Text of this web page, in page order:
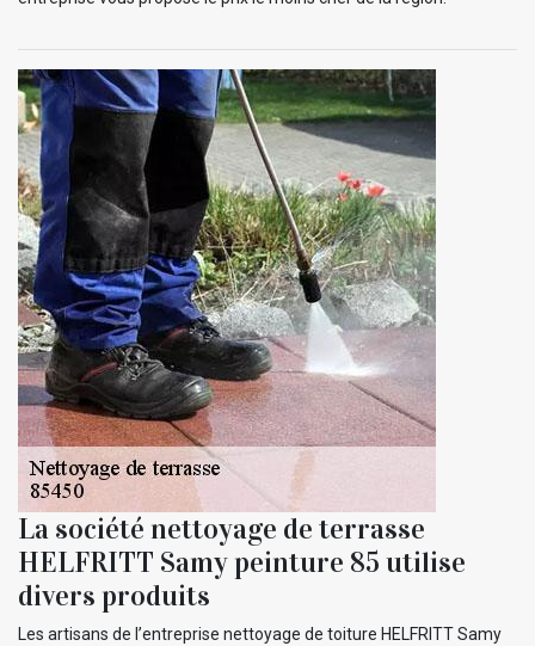
La société nettoyage de terrasse
HELFRITT Samy peinture 85 utilise
divers produits
Les artisans de l’entreprise nettoyage de toiture HELFRITT Samy